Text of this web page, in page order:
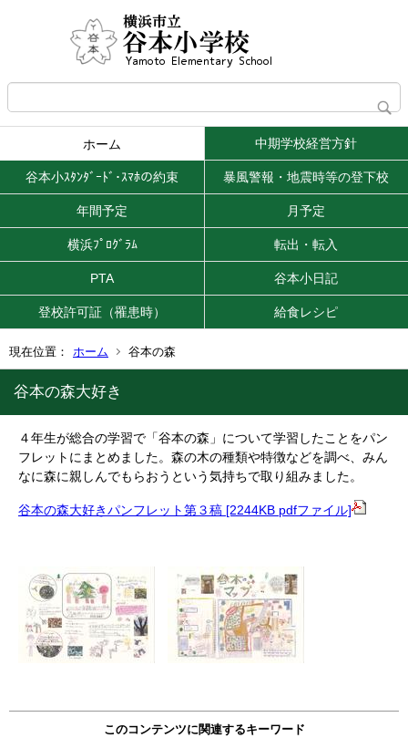
ホーム 中期学校経営方針
谷本小ｽﾀﾝﾀﾞｰﾄﾞ･ｽﾏﾎの約束 暴風警報・地震時等の登下校
年間予定 月予定
横浜ﾌﾟﾛｸﾞﾗﾑ 転出・転入
PTA 谷本小日記
登校許可証（罹患時） 給食レシピ
現在位置： ホーム 谷本の森
谷本の森大好き
４年生が総合の学習で「谷本の森」について学習したことをパン
フレットにまとめました。森の木の種類や特徴などを調べ、みん
なに森に親しんでもらおうという気持ちで取り組みました。
谷本の森大好きパンフレット第３稿 [2244KB pdfファイル]
このコンテンツに関連するキーワード